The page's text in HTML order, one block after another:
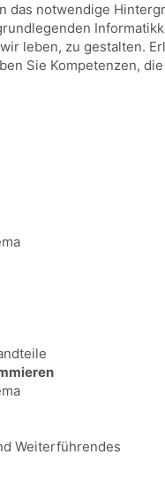
das notwendige
leben, zu gestalten.
Sie Kompetenzen,
Weiterführendes